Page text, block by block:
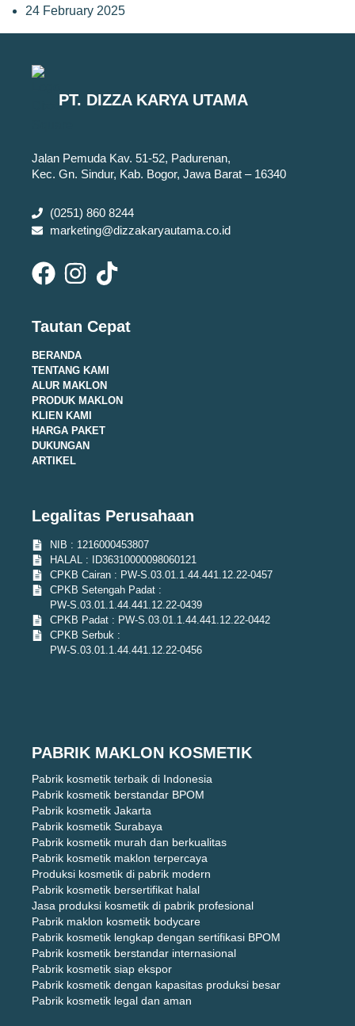
24 February 2025
PT. DIZZA KARYA UTAMA
Jalan Pemuda Kav. 51-52, Padurenan,
Kec. Gn. Sindur, Kab. Bogor, Jawa Barat – 16340
(0251) 860 8244
marketing@dizzakaryautama.co.id
Tautan Cepat
BERANDA
TENTANG KAMI
ALUR MAKLON
PRODUK MAKLON
KLIEN KAMI
HARGA PAKET
DUKUNGAN
ARTIKEL
Legalitas Perusahaan
NIB : 1216000453807
HALAL : ID36310000098060121
CPKB Cairan : PW-S.03.01.1.44.441.12.22-0457
CPKB Setengah Padat :
PW-S.03.01.1.44.441.12.22-0439
CPKB Padat : PW-S.03.01.1.44.441.12.22-0442
CPKB Serbuk :
PW-S.03.01.1.44.441.12.22-0456
PABRIK MAKLON KOSMETIK
Pabrik kosmetik terbaik di Indonesia
Pabrik kosmetik berstandar BPOM
Pabrik kosmetik Jakarta
Pabrik kosmetik Surabaya
Pabrik kosmetik murah dan berkualitas
Pabrik kosmetik maklon terpercaya
Produksi kosmetik di pabrik modern
Pabrik kosmetik bersertifikat halal
Jasa produksi kosmetik di pabrik profesional
Pabrik maklon kosmetik bodycare
Pabrik kosmetik lengkap dengan sertifikasi BPOM
Pabrik kosmetik berstandar internasional
Pabrik kosmetik siap ekspor
Pabrik kosmetik dengan kapasitas produksi besar
Pabrik kosmetik legal dan aman